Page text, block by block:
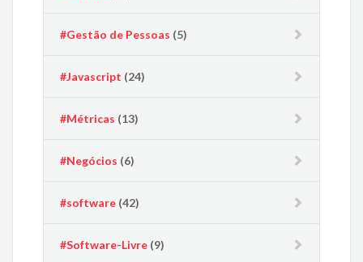
#Gestão de Pessoas (5)
#Javascript (24)
#Métricas (13)
#Negócios (6)
#software (42)
#Software-Livre (9)